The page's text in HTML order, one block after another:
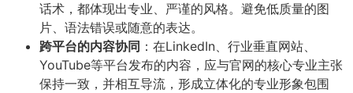
话术，都体现出专业、严谨的风格。避免低质量的图
片、语法错误或随意的表达。
跨平台的内容协同 ​：在LinkedIn、行业垂直网站、
YouTube等平台发布的内容，应与官网的核心专业主张
保持一致，并相互导流，形成立体化的专业形象包围